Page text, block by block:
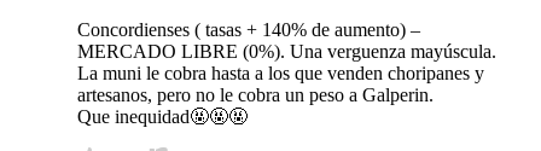
Concordienses ( tasas + 140% de aumento) –
MERCADO LIBRE (0%). Una verguenza mayúscula.
La muni le cobra hasta a los que venden choripanes y
artesanos, pero no le cobra un peso a Galperin.
Que inequidad🤬🤬🤬